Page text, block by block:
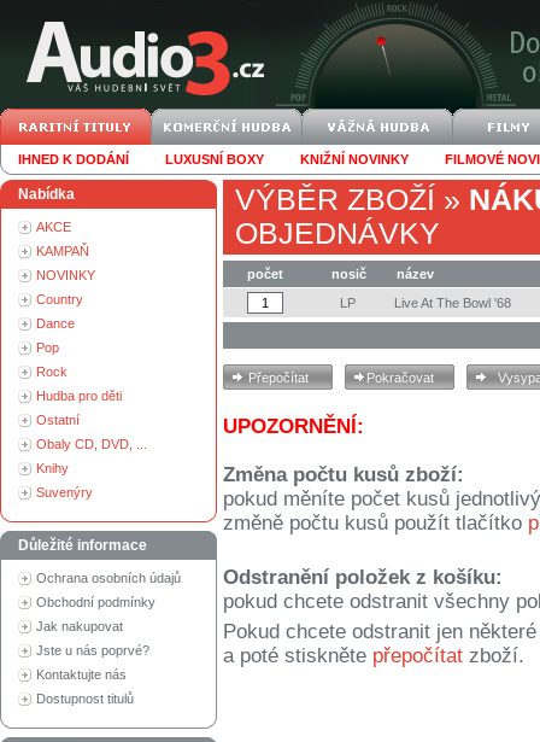
IHNED K DODÁNÍ LUXUSNÍ BOXY KNIŽNÍ NOVINKY FILMOVÉ
Nabídka
AKCE
KAMPAŇ
NOVINKY
Country
Dance
Pop
Rock
Hudba pro děti
Ostatní
Obaly CD, DVD, ...
Knihy
Suvenýry
Důležité informace
Ochrana osobních údajů
Obchodní podmínky
Jak nakupovat
Jste u nás poprvé?
Kontaktujte nás
Dostupnost titulů
VÝBĚR ZBOŽÍ »
OBJEDNÁVKY
počet nosič
název
LP
Live At The Bowl '68
UPOZORNĚNÍ:
Změna počtu kusů zboží:
pokud měníte počet kusů
změně počtu kusů použít tlačítko
Odstranění položek z košíku:
pokud chcete odstranit všechny
Pokud chcete odstranit jen
a poté stiskněte přepočítat zboží.